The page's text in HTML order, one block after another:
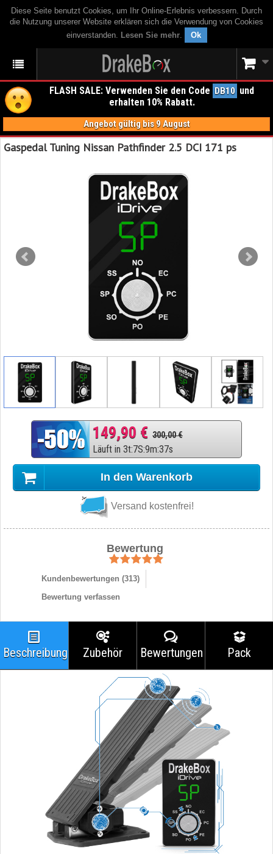
Diese Seite benutzt Cookies, um Ihr Online-Erlebnis verbessern. Durch
die Nutzung unserer Website erklären sich die Verwendung von Cookies
einverstanden. Lesen Sie mehr. Ok
FLASH SALE: Verwenden Sie den Code DB10 und
erhalten 10% Rabatt.
Angebot gültig bis 9 August
Gaspedal Tuning Nissan Pathfinder 2.5 DCI 171 ps
149,90 € 300,00 €
Läuft in 3t:7S:9m:36s
In den Warenkorb
Versand kostenfrei!
Bewertung
Kundenbewertungen (313)
Bewertung verfassen
Beschreibung Zubehör Bewertungen Pack